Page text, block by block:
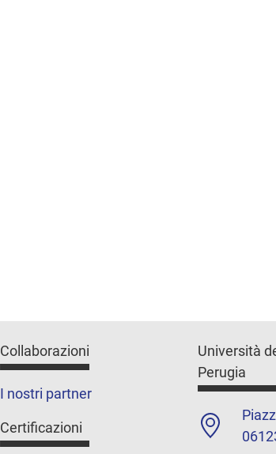
Collaborazioni
I nostri partner
Certificazioni
Università
Perugia